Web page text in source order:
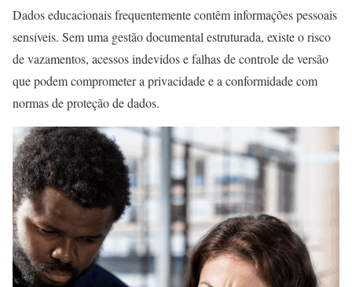
Dados educacionais frequentemente contêm informações pessoais
sensíveis. Sem uma gestão documental estruturada, existe o risco
de vazamentos, acessos indevidos e falhas de controle de versão
que podem comprometer a privacidade e a conformidade com
normas de proteção de dados.